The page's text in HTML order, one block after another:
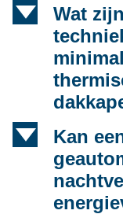
d
Wat
d
Kan